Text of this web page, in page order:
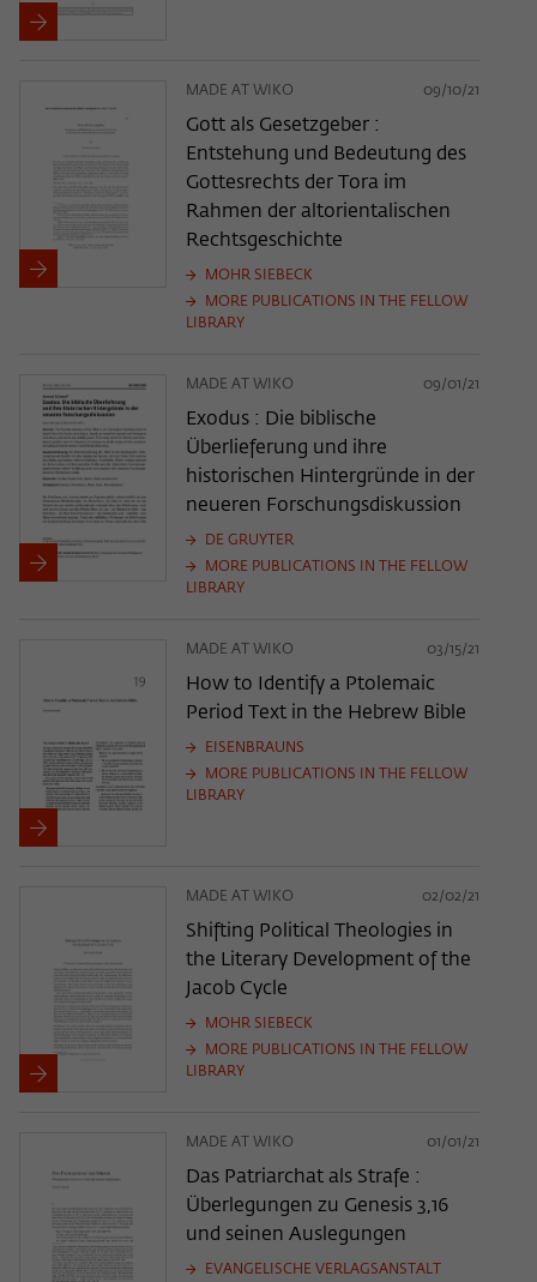
MADE AT WIKO 09/10/21
Gott als Gesetzgeber :
Entstehung und Bedeutung des
Gottesrechts der Tora im
Rahmen der altorientalischen
Rechtsgeschichte
MOHR SIEBECK
MORE PUBLICATIONS IN THE FELLOW
LIBRARY
MADE AT WIKO 09/01/21
Exodus : Die biblische
Überlieferung und ihre
historischen Hintergründe in der
neueren Forschungsdiskussion
DE GRUYTER
MORE PUBLICATIONS IN THE FELLOW
LIBRARY
MADE AT WIKO 03/15/21
How to Identify a Ptolemaic
Period Text in the Hebrew Bible
EISENBRAUNS
MORE PUBLICATIONS IN THE FELLOW
LIBRARY
MADE AT WIKO 02/02/21
Shifting Political Theologies in
the Literary Development of the
Jacob Cycle
MOHR SIEBECK
MORE PUBLICATIONS IN THE FELLOW
LIBRARY
MADE AT WIKO 01/01/21
Das Patriarchat als Strafe :
Überlegungen zu Genesis 3,16
und seinen Auslegungen
EVANGELISCHE VERLAGSANSTALT